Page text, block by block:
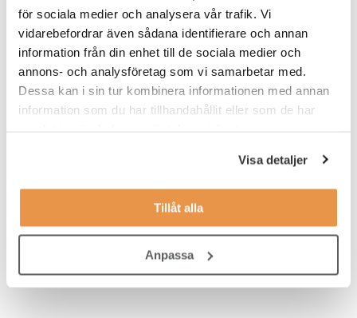
för sociala medier och analysera vår trafik. Vi
vidarebefordrar även sådana identifierare och annan
information från din enhet till de sociala medier och
annons- och analysföretag som vi samarbetar med.
Dessa kan i sin tur kombinera informationen med annan
information som du har tillhandahållit eller som de har
Visa detaljer
Tillåt alla
Anpassa
rapportering och ekonomistyrning.
För att lyckas i rollen tror vi att du är:
Självständig och ansvarstagande i ditt arbete
Analytisk med god förmåga att se samband och dra
Noggrann och strukturerad med hög kvalitetsmedvetenhet
Kommunikativ och van att samarbeta med olika delar av
Anpassningsbar och trivs i föränderliga miljöer
Van att arbeta i affärs- och ekonomisystem samt har goda
kunskaper i Excel